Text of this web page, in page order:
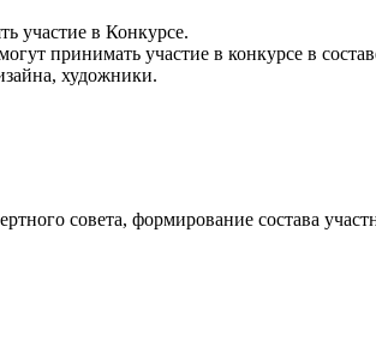
участие в Конкурсе.
принимать участие в конкурсе в
художники.
совета, формирование состава